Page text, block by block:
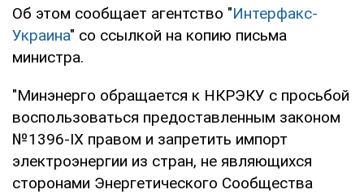
Об этом сообщает агентство "Интерфакс-
Украина" со ссылкой на копию письма
министра.
"Минэнерго обращается к НКРЭКУ с просьбой
воспользоваться предоставленным законом
№1396-ІХ правом и запретить импорт
электроэнергии из стран, не являющихся
сторонами Энергетического Сообщества